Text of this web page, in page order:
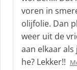
voren in
olijfolie. Dan
weer uit de
aan elkaar
he? Lekker!!